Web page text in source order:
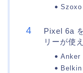
Szoxo
Pixel 6a
リーが使
Anker
Belkin